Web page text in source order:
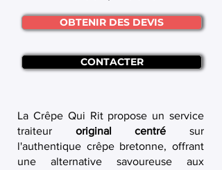
OBTENIR DES DEVIS
CONTACTER
La Crêpe Qui Rit propose un service
traiteur original centré sur
l'authentique crêpe bretonne, offrant
une alternative savoureuse aux